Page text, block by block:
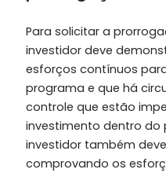
Para solicitar a
investidor deve
esforços contínuos
programa e que há
controle que estão
investimento dentro do
investidor também
comprovando os